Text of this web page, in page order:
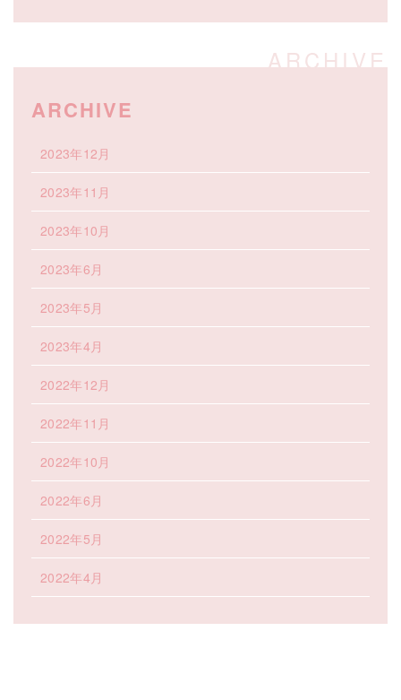
ARCHIVE
2023年12月
2023年11月
2023年10月
2023年6月
2023年5月
2023年4月
2022年12月
2022年11月
2022年10月
2022年6月
2022年5月
2022年4月